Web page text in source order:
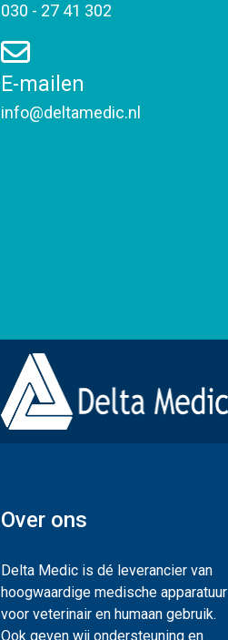
030 - 27 41 302
E-mailen
info@deltamedic.nl
Over ons
Delta Medic is dé leverancier van
hoogwaardige medische apparatuur
voor veterinair en humaan gebruik.
Ook geven wij ondersteuning en